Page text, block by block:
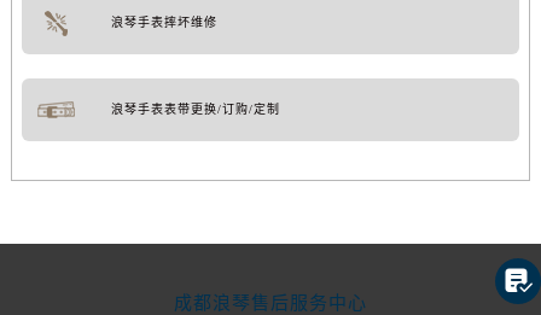
浪琴手表摔坏维修
浪琴手表表带更换/订购/定制
成都浪琴售后服务中心
